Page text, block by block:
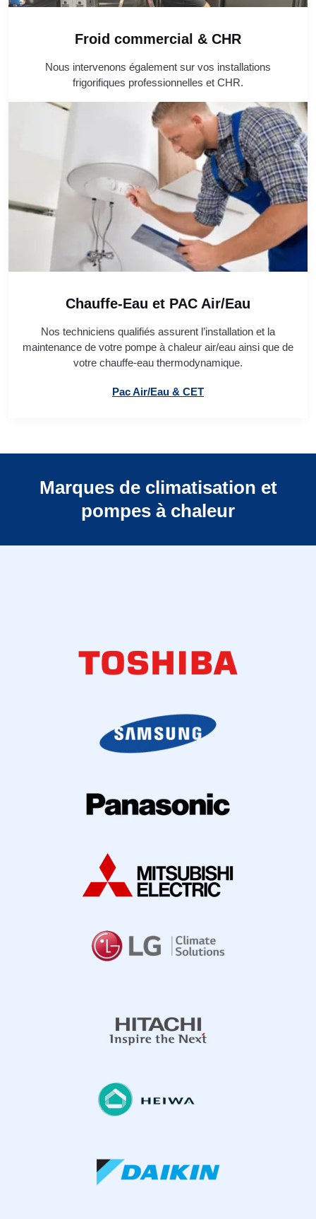
Froid commercial & CHR
Nous intervenons également sur vos installations
frigorifiques professionnelles et CHR.
Chauffe-Eau et PAC Air/Eau
Nos techniciens qualifiés assurent l’installation et la
maintenance de votre pompe à chaleur air/eau ainsi que de
votre chauffe-eau thermodynamique.
Pac Air/Eau & CET
Marques de climatisation et
pompes à chaleur